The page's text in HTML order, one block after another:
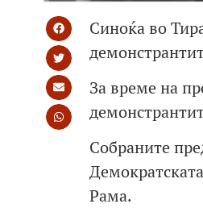
Синоќа во
За време на
Собраните
Рама.